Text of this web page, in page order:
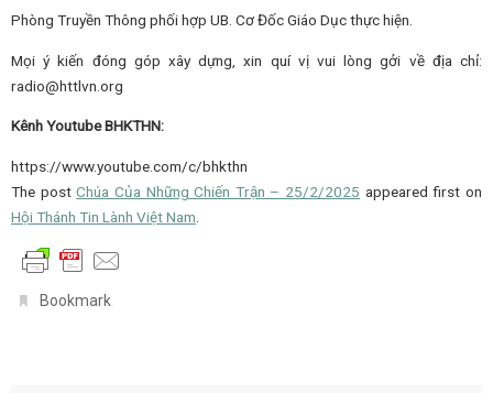
Phòng Truyền Thông phối hợp UB. Cơ Đốc Giáo Dục thực hiện.
Mọi ý kiến đóng góp xây dựng, xin quí vị vui lòng gởi về địa chỉ:
radio@httlvn.org
Kênh Youtube BHKTHN:
https://www.youtube.com/c/bhkthn
The postChúa Của Những Chiến Trận – 25/2/2025 appeared first on
Hội Thánh Tin Lành Việt Nam
Bookmark.